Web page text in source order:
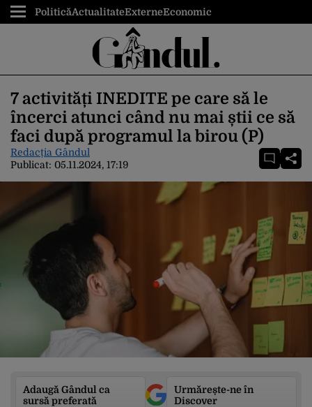
PoliticăActualitateExterneEconomic
7 activități INEDITE pe care să le
încerci atunci când nu mai știi ce să
faci după programul la birou (P)
Redacția Gândul
Publicat: 05.11.2024, 17:19
Adaugă Gândul ca
sursă preferată
Urmărește-ne în
Discover